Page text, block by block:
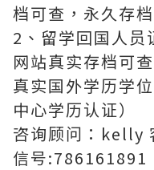
档可查，永久存档
2、留学回国人员
网站真实存档可查
真实国外学历学
中心学历认证）
咨询顾问：kelly
信号:786161891